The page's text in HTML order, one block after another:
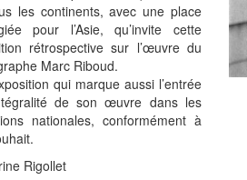
les continents, avec une place
pour l’Asie, qu’invite cette
rétrospective sur l’œuvre du
Marc Riboud.
qui marque aussi l’entrée
de son œuvre dans les
nationales, conformément à
Rigollet